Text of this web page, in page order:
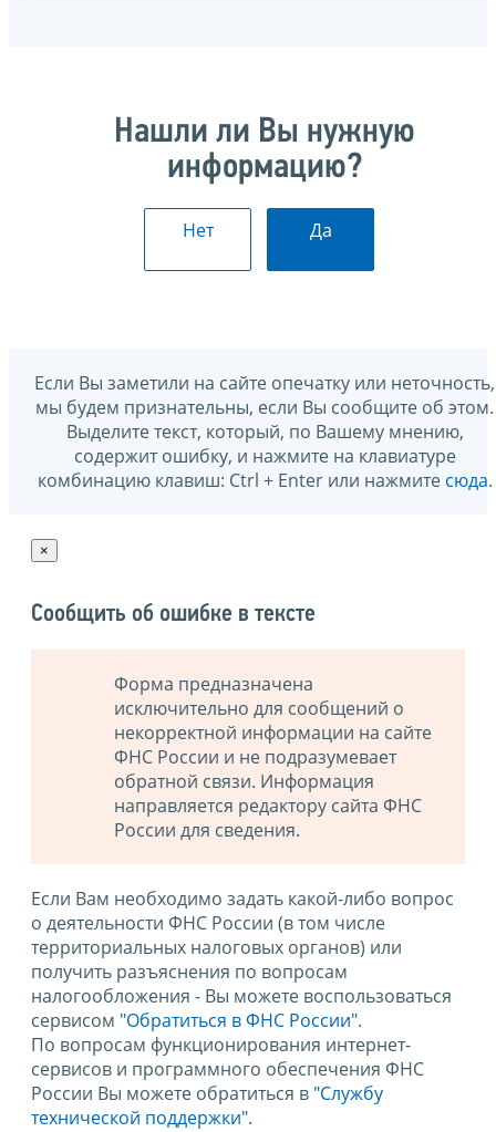
Нашли ли Вы нужную
информацию?
Нет Да
Если Вы заметили на сайте опечатку или неточность,
мы будем признательны, если Вы сообщите об этом.
Выделите текст, который, по Вашему мнению,
содержит ошибку, и нажмите на клавиатуре
комбинацию клавиш: Ctrl + Enter или нажмите сюда.
×
Сообщить об ошибке в тексте
Форма предназначена
исключительно для сообщений о
некорректной информации на сайте
ФНС России и не подразумевает
обратной связи. Информация
направляется редактору сайта ФНС
России для сведения.
Если Вам необходимо задать какой-либо вопрос
о деятельности ФНС России (в том числе
территориальных налоговых органов) или
получить разъяснения по вопросам
налогообложения - Вы можете воспользоваться
сервисом "Обратиться в ФНС России".
По вопросам функционирования интернет-
сервисов и программного обеспечения ФНС
России Вы можете обратиться в "Службу
технической поддержки".